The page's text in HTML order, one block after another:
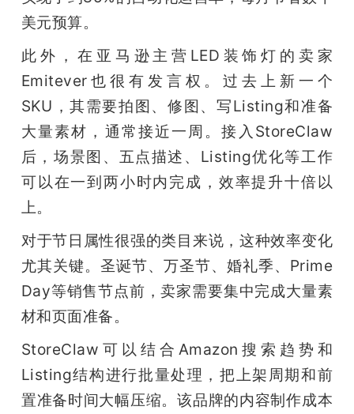
美元预算。
此外，在亚马逊主营LED装饰灯的卖家
Emitever也很有发言权。过去上新一个
SKU，其需要拍图、修图、写Listing和准备
大量素材，通常接近一周。接入StoreClaw
后，场景图、五点描述、Listing优化等工作
可以在一到两小时内完成，效率提升十倍以
上。
对于节日属性很强的类目来说，这种效率变化
尤其关键。圣诞节、万圣节、婚礼季、Prime
Day等销售节点前，卖家需要集中完成大量素
材和页面准备。
StoreClaw可以结合Amazon搜索趋势和
Listing结构进行批量处理，把上架周期和前
置准备时间大幅压缩。该品牌的内容制作成本